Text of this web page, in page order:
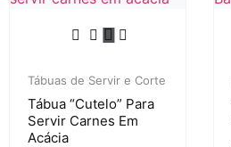
Tábuas de Servir e Corte
Tábua “Cutelo” Para
Servir Carnes Em
Acácia